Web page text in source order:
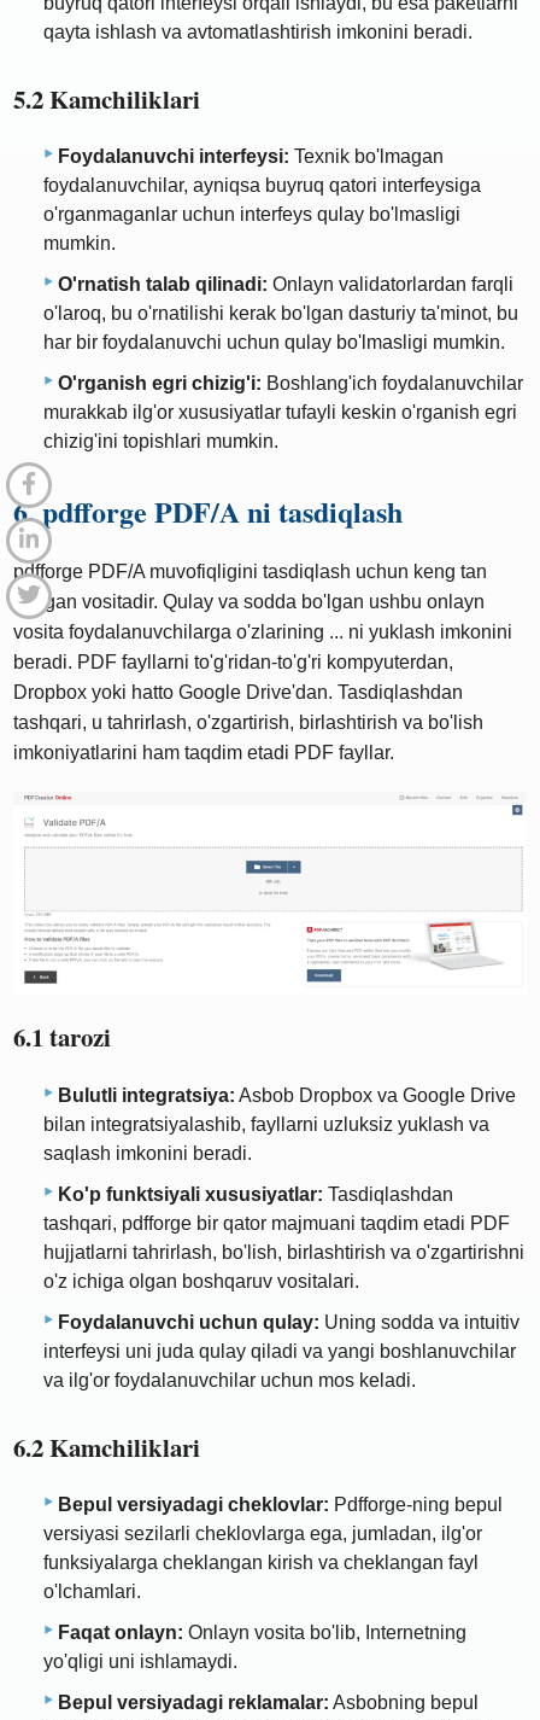
qayta ishlash va avtomatlashtirish imkonini beradi.
5.2 Kamchiliklari
Foydalanuvchi interfeysi: Texnik bo'lmagan
foydalanuvchilar, ayniqsa buyruq qatori interfeysiga
o'rganmaganlar uchun interfeys qulay bo'lmasligi
mumkin.
O'rnatish talab qilinadi: Onlayn validatorlardan farqli
o'laroq, bu o'rnatilishi kerak bo'lgan dasturiy ta'minot, bu
har bir foydalanuvchi uchun qulay bo'lmasligi mumkin.
O'rganish egri chizig'i: Boshlang'ich foydalanuvchilar
murakkab ilg'or xususiyatlar tufayli keskin o'rganish egri
chizig'ini topishlari mumkin.
6. pdfforge PDF/A ni tasdiqlash
pdfforge PDF/A muvofiqligini tasdiqlash uchun keng tan
olingan vositadir. Qulay va sodda bo'lgan ushbu onlayn
vosita foydalanuvchilarga o'zlarining ... ni yuklash imkonini
beradi. PDF fayllarni to'g'ridan-to'g'ri kompyuterdan,
Dropbox yoki hatto Google Drive'dan. Tasdiqlashdan
tashqari, u tahrirlash, o'zgartirish, birlashtirish va bo'lish
imkoniyatlarini ham taqdim etadi PDF fayllar.
6.1 tarozi
Bulutli integratsiya: Asbob Dropbox va Google Drive
bilan integratsiyalashib, fayllarni uzluksiz yuklash va
saqlash imkonini beradi.
Ko'p funktsiyali xususiyatlar: Tasdiqlashdan
tashqari, pdfforge bir qator majmuani taqdim etadi PDF
hujjatlarni tahrirlash, bo'lish, birlashtirish va o'zgartirishni
o'z ichiga olgan boshqaruv vositalari.
Foydalanuvchi uchun qulay: Uning sodda va intuitiv
interfeysi uni juda qulay qiladi va yangi boshlanuvchilar
va ilg'or foydalanuvchilar uchun mos keladi.
6.2 Kamchiliklari
Bepul versiyadagi cheklovlar: Pdfforge-ning bepul
versiyasi sezilarli cheklovlarga ega, jumladan, ilg'or
funksiyalarga cheklangan kirish va cheklangan fayl
o'lchamlari.
Faqat onlayn: Onlayn vosita bo'lib, Internetning
yo'qligi uni ishlamaydi.
Bepul versiyadagi reklamalar: Asbobning bepul